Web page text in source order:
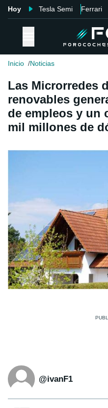
Hoy Tesla Semi Ferrari
Inicio Noticias
Las Microrredes
renovables
de empleos y un
mil millones de
@ivanF1